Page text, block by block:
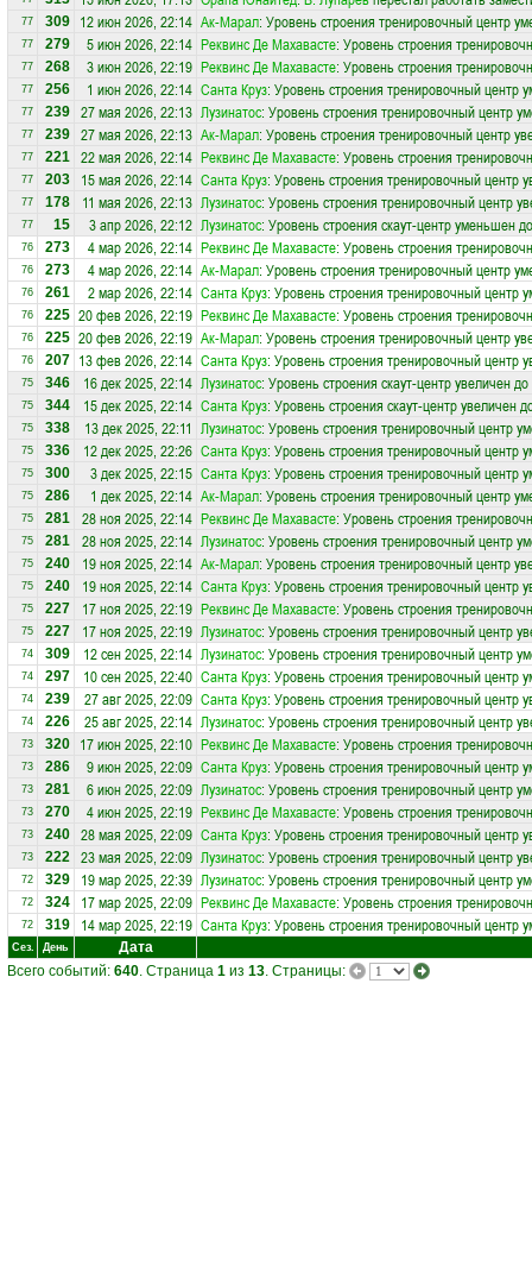
77 309 12 июн 2026, 22:14 Ак-Марал: Уровень строения тренировочный центр
77 279 5 июн 2026, 22:14 Реквинс Де Махавасте: Уровень строения
77 268 3 июн 2026, 22:19 Реквинс Де Махавасте: Уровень строения
77 256 1 июн 2026, 22:14 Санта Круз: Уровень строения тренировочный центр
77 239 27 мая 2026, 22:13 Лузинатос: Уровень строения тренировочный центр
77 239 27 мая 2026, 22:13 Ак-Марал: Уровень строения тренировочный центр
77 221 22 мая 2026, 22:14 Реквинс Де Махавасте: Уровень строения
77 203 15 мая 2026, 22:14 Санта Круз: Уровень строения тренировочный центр
77 178 11 мая 2026, 22:13 Лузинатос: Уровень строения тренировочный центр
77 15 3 апр 2026, 22:12 Лузинатос: Уровень строения скаут-центр уменьшен
76 273 4 мар 2026, 22:14 Реквинс Де Махавасте: Уровень строения
76 273 4 мар 2026, 22:14 Ак-Марал: Уровень строения тренировочный центр
76 261 2 мар 2026, 22:14 Санта Круз: Уровень строения тренировочный центр
76 225 20 фев 2026, 22:19 Реквинс Де Махавасте: Уровень строения
76 225 20 фев 2026, 22:19 Ак-Марал: Уровень строения тренировочный центр
76 207 13 фев 2026, 22:14 Санта Круз: Уровень строения тренировочный центр
75 346 16 дек 2025, 22:14 Лузинатос: Уровень строения скаут-центр увеличен
75 344 15 дек 2025, 22:14 Санта Круз: Уровень строения скаут-центр увеличен
75 338 13 дек 2025, 22:11 Лузинатос: Уровень строения тренировочный центр
75 336 12 дек 2025, 22:26 Санта Круз: Уровень строения тренировочный центр
75 300 3 дек 2025, 22:15 Санта Круз: Уровень строения тренировочный центр
75 286 1 дек 2025, 22:14 Ак-Марал: Уровень строения тренировочный центр
75 281 28 ноя 2025, 22:14 Реквинс Де Махавасте: Уровень строения
75 281 28 ноя 2025, 22:14 Лузинатос: Уровень строения тренировочный центр
75 240 19 ноя 2025, 22:14 Ак-Марал: Уровень строения тренировочный центр
75 240 19 ноя 2025, 22:14 Санта Круз: Уровень строения тренировочный центр
75 227 17 ноя 2025, 22:19 Реквинс Де Махавасте: Уровень строения
75 227 17 ноя 2025, 22:19 Лузинатос: Уровень строения тренировочный центр
74 309 12 сен 2025, 22:14 Лузинатос: Уровень строения тренировочный центр
74 297 10 сен 2025, 22:40 Санта Круз: Уровень строения тренировочный центр
74 239 27 авг 2025, 22:09 Санта Круз: Уровень строения тренировочный центр
74 226 25 авг 2025, 22:14 Лузинатос: Уровень строения тренировочный центр
73 320 17 июн 2025, 22:10 Реквинс Де Махавасте: Уровень строения
73 286 9 июн 2025, 22:09 Санта Круз: Уровень строения тренировочный центр
73 281 6 июн 2025, 22:09 Лузинатос: Уровень строения тренировочный центр
73 270 4 июн 2025, 22:19 Реквинс Де Махавасте: Уровень строения
73 240 28 мая 2025, 22:09 Санта Круз: Уровень строения тренировочный центр
73 222 23 мая 2025, 22:09 Лузинатос: Уровень строения тренировочный центр
72 329 19 мар 2025, 22:39 Лузинатос: Уровень строения тренировочный центр
72 324 17 мар 2025, 22:09 Реквинс Де Махавасте: Уровень строения
72 319 14 мар 2025, 22:19 Санта Круз: Уровень строения тренировочный центр
Сез. День
Дата
Всего событий: 640. Страница 1 из 13. Страницы: